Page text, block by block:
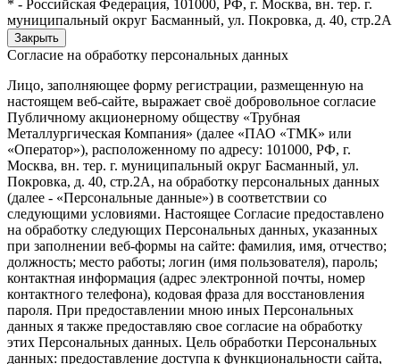
* - Российская Федерация, 101000, РФ, г. Москва, вн. тер. г.
муниципальный округ Басманный, ул. Покровка, д. 40, стр.2А
Закрыть
Согласие на обработку персональных данных
Лицо, заполняющее форму регистрации, размещенную на
настоящем веб-сайте, выражает своё добровольное согласие
Публичному акционерному обществу «Трубная
Металлургическая Компания» (далее «ПАО «ТМК» или
«Оператор»), расположенному по адресу: 101000, РФ, г.
Москва, вн. тер. г. муниципальный округ Басманный, ул.
Покровка, д. 40, стр.2А, на обработку персональных данных
(далее - «Персональные данные») в соответствии со
следующими условиями. Настоящее Согласие предоставлено
на обработку следующих Персональных данных, указанных
при заполнении веб-формы на сайте: фамилия, имя, отчество;
должность; место работы; логин (имя пользователя), пароль;
контактная информация (адрес электронной почты, номер
контактного телефона), кодовая фраза для восстановления
пароля. При предоставлении мною иных Персональных
данных я также предоставляю свое согласие на обработку
этих Персональных данных. Цель обработки Персональных
данных: предоставление доступа к функциональности сайта,